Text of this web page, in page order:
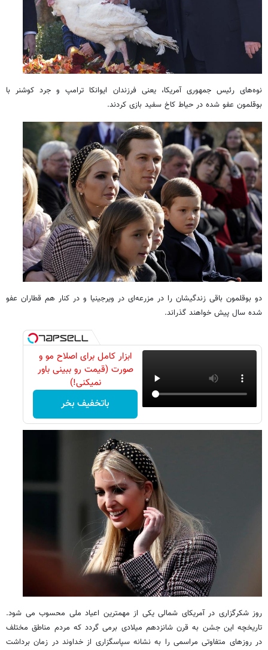
نوه‌های رئیس جمهوری آمریکا، یعنی فرزندان ایوانکا ترامپ و جرد کوشنر با
بوقلمون‌ عفو شده در حیاط کاخ سفید بازی کردند.
دو بوقلمون باقی زندگیشان را در مزرعه‌ای در ویرجینیا و در کنار هم قطاران عفو
شده سال پیش خواهند گذراند.
ابزار کامل برای اصلاح مو و
صورت (قیمت رو ببینی باور
نمیکنی!)
باتخفیف بخر
روز شکرگزاری در آمریکای شمالی یکی از مهمترین اعیاد ملی محسوب می شود.
تاریخچه این جشن به قرن شانزدهم میلادی برمی گردد که مردم مناطق مختلف
در روزهای متفاوتی مراسمی را به نشانه سپاسگزاری از خداوند در زمان برداشت